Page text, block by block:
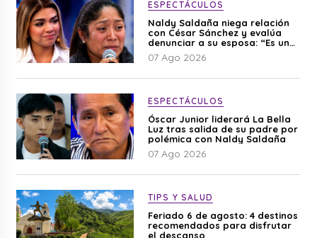
ESPECTÁCULOS
Naldy Saldaña niega relación
con César Sánchez y evalúa
denunciar a su esposa: “Es una
difamación”
07 Ago 2026
ESPECTÁCULOS
Óscar Junior liderará La Bella
Luz tras salida de su padre por
polémica con Naldy Saldaña
07 Ago 2026
TIPS Y SALUD
Feriado 6 de agosto: 4 destinos
recomendados para disfrutar
el descanso